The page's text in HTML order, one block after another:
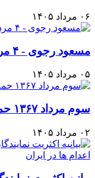
۰۶ مرداد ۱۴۰۵
مسعود رجوی - ۴ مرداد ۱۴۰۵
۰۵ مرداد ۱۴۰۵
سوم مرداد ۱۳۶۷ حماسه کبیر فروغ جاویدان
۰۲ مرداد ۱۴۰۵